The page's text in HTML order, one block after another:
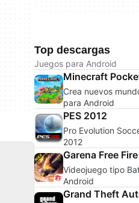
Top descargas
Juegos para Android
Minecraft
Crea nuevos
para Android
PES 2012
Pro Evolution
2012
Garena Free
Videojuego tipo
Android
Grand Theft